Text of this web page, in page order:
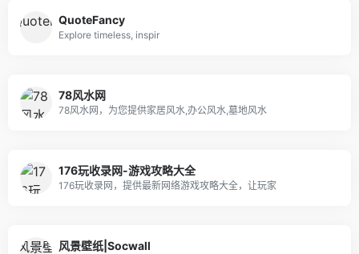
QuoteFancy
Explore timeless, inspir
78风水网
78风水网，为您提供家居风水,办公风水,墓地风水
176玩收录网-游戏攻略大全
176玩收录网，提供最新网络游戏攻略大全，让玩家
风景壁纸|Socwall